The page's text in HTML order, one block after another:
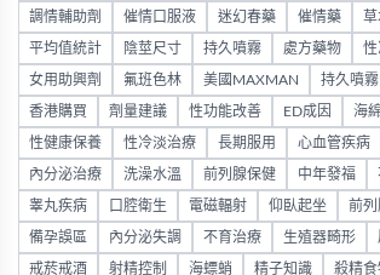
調情輔助劑 催情口服液 迷幻春藥 催情藥 草
平均值統計 陰莖尺寸 持久噴霧 處方藥物 性
女用助興劑 氟班色林 美國MAXMAN 持久噴霧
香港購買 劑量建議 性功能改善 ED成因 海
性健康保養 性冷淡治療 長期服用 心血管疾病
內分泌治療 洗澡水溫 前列腺保健 中年發福
睾丸疾病 口腔衛生 電磁輻射 仰臥起坐 前列
備孕誤區 內分泌失調 不育治療 生殖器畸形
戒菸戒酒 射精控制 海螵蛸 精子知識 殺精食